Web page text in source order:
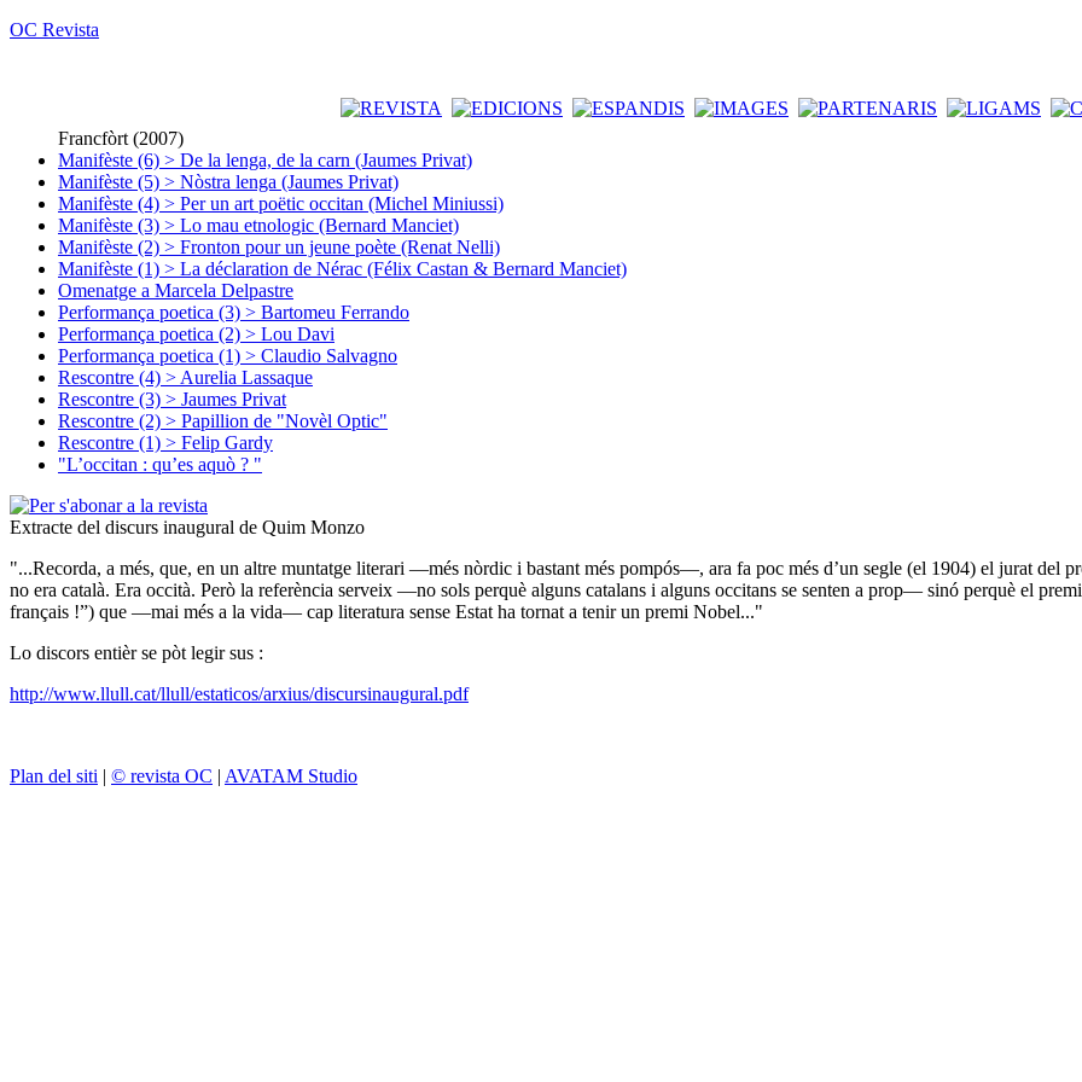
OC Revista
Francfòrt (2007)
Manifèste (6) > De la lenga, de la carn (Jaumes Privat)
Manifèste (5) > Nòstra lenga (Jaumes Privat)
Manifèste (4) > Per un art poëtic occitan (Michel Miniussi)
Manifèste (3) > Lo mau etnologic (Bernard Manciet)
Manifèste (2) > Fronton pour un jeune poète (Renat Nelli)
Manifèste (1) > La déclaration de Nérac (Félix Castan & Bernard Manciet)
Omenatge a Marcela Delpastre
Performança poetica (3) > Bartomeu Ferrando
Performança poetica (2) > Lou Davi
Performança poetica (1) > Claudio Salvagno
Rescontre (4) > Aurelia Lassaque
Rescontre (3) > Jaumes Privat
Rescontre (2) > Papillion de "Novèl Optic"
Rescontre (1) > Felip Gardy
"L’occitan : qu’es aquò ? "
Extracte del discurs inaugural de Quim Monzo
"...Recorda, a més, que, en un altre muntatge literari —més nòrdic i bastant més pompós—, ara fa poc més d’un segle (el 1904) el jurat del
no era català. Era occità. Però la referència serveix —no sols perquè alguns catalans i alguns occitans se senten a prop— sinó perquè el
français !”) que —mai més a la vida— cap literatura sense Estat ha tornat a tenir un premi Nobel..."
Lo discors entièr se pòt legir sus :
http://www.llull.cat/llull/estaticos/arxius/discursinaugural.pdf
Plan del siti | © revista OC | AVATAM Studio